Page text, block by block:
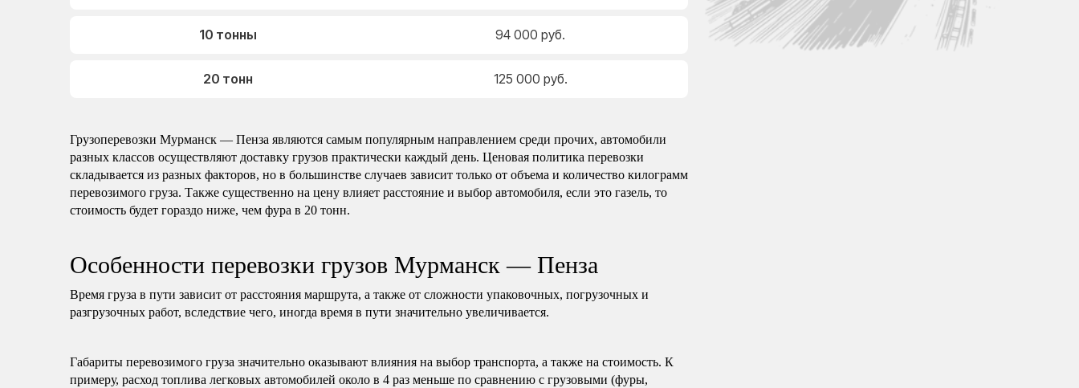
10 тонны 94 000 руб.
20 тонн 125 000 руб.
Грузоперевозки Мурманск — Пенза являются самым популярным направлением среди прочих, автомобили
разных классов осуществляют доставку грузов практически каждый день. Ценовая политика перевозки
складывается из разных факторов, но в большинстве случаев зависит только от объема и количество килограмм
перевозимого груза. Также существенно на цену влияет расстояние и выбор автомобиля, если это газель, то
стоимость будет гораздо ниже, чем фура в 20 тонн.
Особенности перевозки грузов Мурманск — Пенза
Время груза в пути зависит от расстояния маршрута, а также от сложности упаковочных, погрузочных и
разгрузочных работ, вследствие чего, иногда время в пути значительно увеличивается.
Габариты перевозимого груза значительно оказывают влияния на выбор транспорта, а также на стоимость. К
примеру, расход топлива легковых автомобилей около в 4 раз меньше по сравнению с грузовыми (фуры,